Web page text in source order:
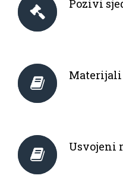
Pozivi
Materijali
Usvojeni